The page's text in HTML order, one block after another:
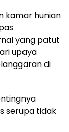
kamar hunian
yang patut
upaya
di
serupa tidak